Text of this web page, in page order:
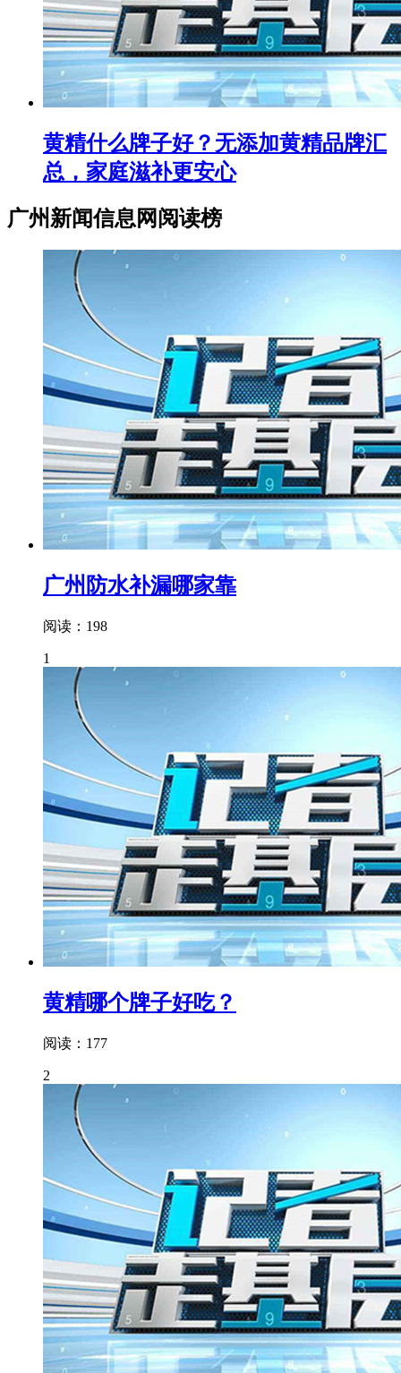
黄精什么牌子好？无添加黄精品牌汇
总，家庭滋补更安心
广州新闻信息网阅读榜
广州防水补漏哪家靠
阅读：198
1
黄精哪个牌子好吃？
阅读：177
2